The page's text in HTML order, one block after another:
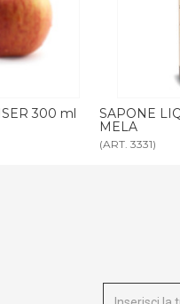
300 ml
(ART. 3347)